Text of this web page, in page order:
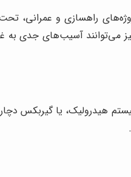
راهسازی و عمرانی،
آسیب‌های جدی به
هیدرولیک، یا گیربکس